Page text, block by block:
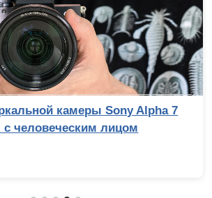
камеры Sony Alpha 7
человеческим лицом